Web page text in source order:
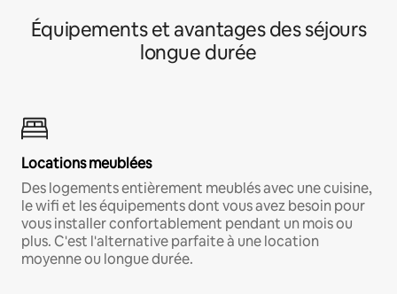
Équipements et avantages des séjours
longue durée
Locations meublées
Des logements entièrement meublés avec une cuisine,
le wifi et les équipements dont vous avez besoin pour
vous installer confortablement pendant un mois ou
plus. C'est l'alternative parfaite à une location
moyenne ou longue durée.